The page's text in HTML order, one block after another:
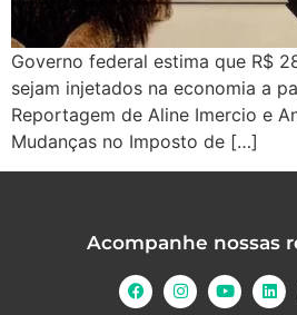
Governo federal estima que R$
sejam injetados na economia a
Reportagem de Aline Imercio e
Mudanças no Imposto de […]
Acompanhe nossas